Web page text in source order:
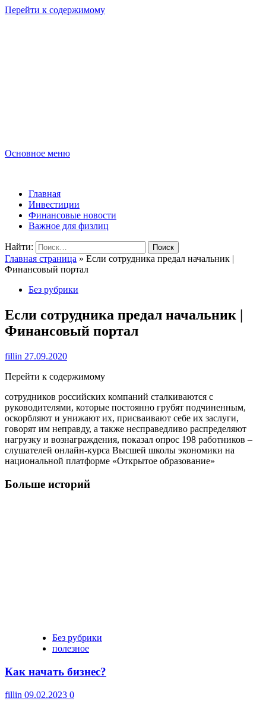
Перейти к содержимому
Основное меню
Главная
Инвестиции
Финансовые новости
Важное для физлиц
Найти:
Главная страница » Если сотрудника предал начальник |
Финансовый портал
Без рубрики
Если сотрудника предал начальник |
Финансовый портал
fillin 27.09.2020
Перейти к содержимому
сотрудников российских компаний сталкиваются с
руководителями, которые постоянно грубят подчиненным,
оскорбляют и унижают их, присваивают себе их заслуги,
говорят им неправду, а также несправедливо распределяют
нагрузку и вознаграждения, показал опрос 198 работников –
слушателей онлайн-курса Высшей школы экономики на
национальной платформе «Открытое образование»
Больше историй
Без рубрики
полезное
Как начать бизнес?
fillin 09.02.2023 0